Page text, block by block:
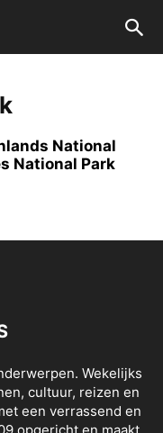
National
National Park
Wekelijks
cultuur, reizen en
een verrassend en